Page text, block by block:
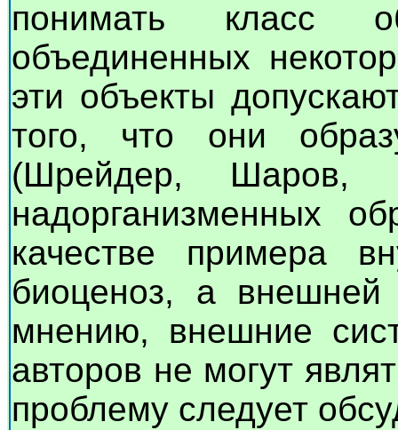
понимать класс
объединенных
эти объекты
того, что они
(Шрейдер,
надорганизменных
качестве примера
биоценоз, а
мнению, внешние
авторов не могут
проблему следует